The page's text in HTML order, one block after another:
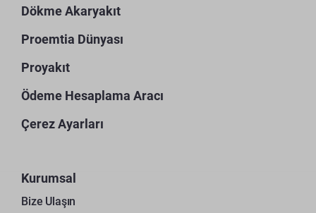
Dökme Akaryakıt
Proemtia Dünyası
Proyakıt
Ödeme Hesaplama Aracı
Çerez Ayarları
Kurumsal
Bize Ulaşın